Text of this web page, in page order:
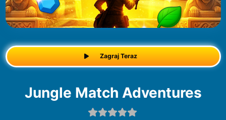
Zagraj Teraz
Jungle Match Adventures